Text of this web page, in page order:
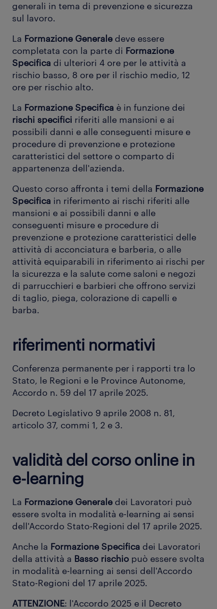
generali in tema di prevenzione e sicurezza
sul lavoro.
La Formazione Generaledeve essere
completata con la parte di Formazione
Specifica di ulteriori 4 ore per le attività a
rischio basso, 8 ore per il rischio medio, 12
ore per rischio alto.
La Formazione Specifica è in funzione dei
rischi specifici riferiti alle mansioni e ai
possibili danni e alle conseguenti misure e
procedure di prevenzione e protezione
caratteristici del settore o comparto di
appartenenza dell'azienda.
Questo corso affronta i temi della Formazione
Specifica in riferimento ai rischi riferiti alle
mansioni e ai possibili danni e alle
conseguenti misure e procedure di
prevenzione e protezione caratteristici delle
attività di acconciatura e barberia, o alle
attività equiparabili in riferimento ai rischi per
la sicurezza e la salute come saloni e negozi
di parrucchieri e barbieri che offrono servizi
di taglio, piega, colorazione di capelli e
barba.
riferimenti normativi
Conferenza permanente per i rapporti tra lo
Stato, le Regioni e le Province Autonome,
Accordo n. 59 del 17 aprile 2025.
Decreto Legislativo 9 aprile 2008 n. 81,
articolo 37, commi 1, 2 e 3.
validità del corso online in
e-learning
La Formazione Generaledei Lavoratori può
essere svolta in modalità e-learning ai sensi
dell'Accordo Stato-Regioni del 17 aprile 2025.
Anche la Formazione Specifica dei Lavoratori
della attività a Basso rischio può essere svolta
in modalità e-learning ai sensi dell'Accordo
Stato-Regioni del 17 aprile 2025.
ATTENZIONE: l'Accordo 2025 e il Decreto